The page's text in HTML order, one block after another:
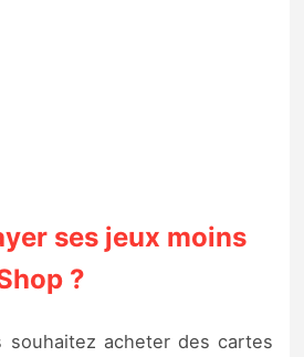
ses jeux moins
?
souhaitez acheter des cartes